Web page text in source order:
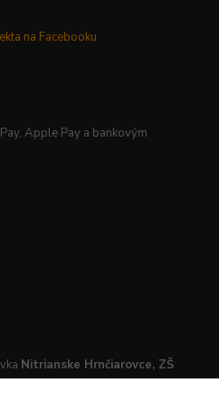
Apple Pay a bankovým
Nitrianske Hrnčiarovce, ZŠ